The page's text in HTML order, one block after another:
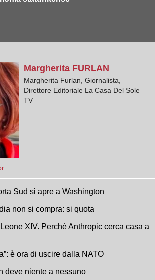
Margherita FURLAN
Margherita Furlan, Giornalista,
Direttore Editoriale La Casa Del Sole
TV
Sud si apre a Washington
non si compra: si quota
Leone XIV. Perché Anthropic cerca casa a
è ora di uscire dalla NATO
deve niente a nessuno